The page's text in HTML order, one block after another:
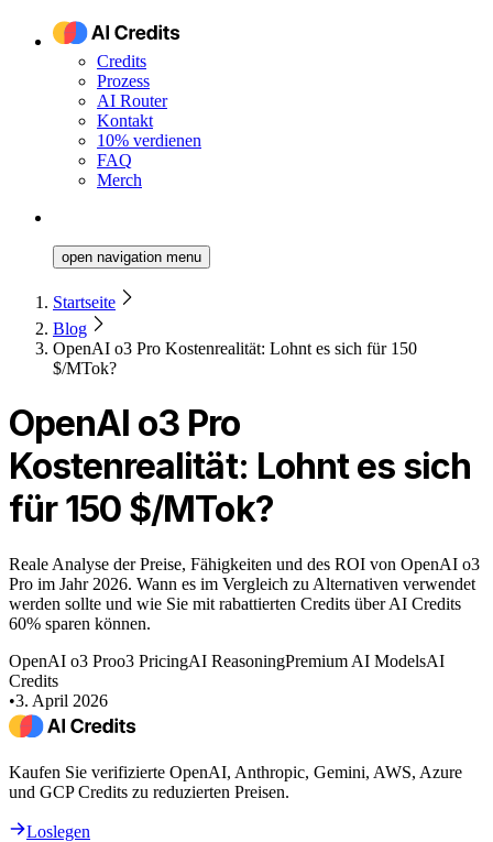
Credits
Prozess
AI Router
Kontakt
10% verdienen
FAQ
Merch
open navigation menu
Startseite
Blog
OpenAI o3 Pro Kostenrealität: Lohnt es sich für 150
$/MTok?
OpenAI o3 Pro
Kostenrealität: Lohnt es sich
für 150 $/MTok?
Reale Analyse der Preise, Fähigkeiten und des ROI von OpenAI o3
Pro im Jahr 2026. Wann es im Vergleich zu Alternativen verwendet
werden sollte und wie Sie mit rabattierten Credits über AI Credits
60% sparen können.
OpenAI o3 Proo3 PricingAI ReasoningPremium AI ModelsAI
Credits
•3. April 2026
Kaufen Sie verifizierte OpenAI, Anthropic, Gemini, AWS, Azure
und GCP Credits zu reduzierten Preisen.
Loslegen